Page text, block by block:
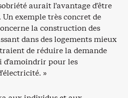
aurait l’avantage d’être
exemple très concret de
la construction des
dans des logements mieux
de réduire la demande
d’amoindrir pour les
»